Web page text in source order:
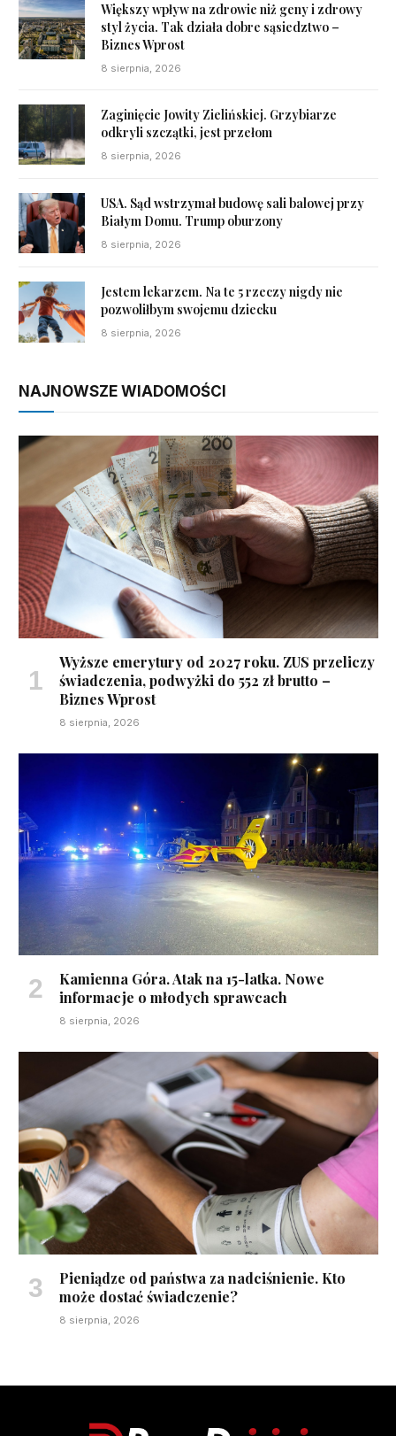
Większy wpływ na zdrowie niż geny i zdrowy
styl życia. Tak działa dobre sąsiedztwo –
Biznes Wprost
8 sierpnia, 2026
Zaginięcie Jowity Zielińskiej. Grzybiarze
odkryli szczątki, jest przełom
8 sierpnia, 2026
USA. Sąd wstrzymał budowę sali balowej przy
Białym Domu. Trump oburzony
8 sierpnia, 2026
Jestem lekarzem. Na te 5 rzeczy nigdy nie
pozwoliłbym swojemu dziecku
8 sierpnia, 2026
NAJNOWSZE WIADOMOŚCI
Wyższe emerytury od 2027 roku. ZUS przeliczy
świadczenia, podwyżki do 552 zł brutto –
Biznes Wprost
8 sierpnia, 2026
Kamienna Góra. Atak na 15-latka. Nowe
informacje o młodych sprawcach
8 sierpnia, 2026
Pieniądze od państwa za nadciśnienie. Kto
może dostać świadczenie?
8 sierpnia, 2026